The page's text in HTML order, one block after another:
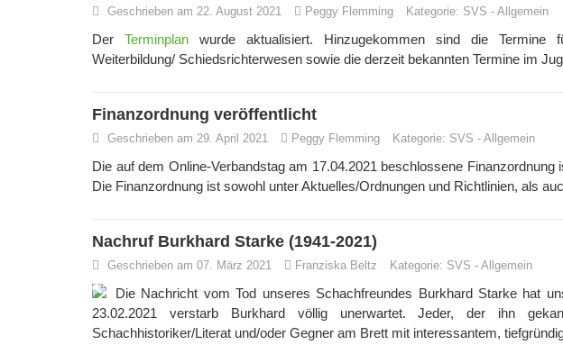
Geschrieben am 22. August 2021 Peggy Flemming Kategorie: SVS - Allgemein
Der Terminplanwurde aktualisiert. Hinzugekommen sind die Termine
Weiterbildung/ Schiedsrichterwesen sowie die derzeit bekannten Termine im
Finanzordnung veröffentlicht
Geschrieben am 29. April 2021 Peggy Flemming Kategorie: SVS - Allgemein
Die auf dem Online-Verbandstag am 17.04.2021 beschlossene
Die Finanzordnung ist sowohl unter Aktuelles/Ordnungen und Richtlinien, als
Nachruf Burkhard Starke (1941-2021)
Geschrieben am 07. März 2021 Franziska Beltz Kategorie: SVS - Allgemein
Die Nachricht vom Tod unseres Schachfreundes Burkhard Starke hat
23.02.2021 verstarb Burkhard völlig unerwartet. Jeder, der ihn
Schachhistoriker/Literat und/oder Gegner am Brett mit interessantem,